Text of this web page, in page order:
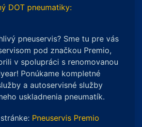
DOT pneumatiky:
pneuservis? Sme tu pre vás
pod značkou Premio,
v spolupráci s renomovanou
Ponúkame kompletné
a autoservisné služby
uskladnenia pneumatík.
Pneuservis Premio